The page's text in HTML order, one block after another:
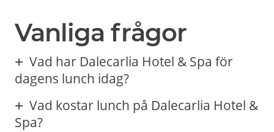
Vanliga frågor
Vad har Dalecarlia Hotel & Spa för
dagens lunch idag?
Vad kostar lunch på Dalecarlia Hotel &
Spa?